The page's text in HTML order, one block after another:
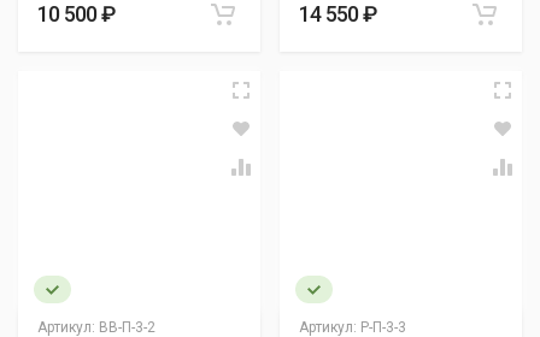
10 500 ₽ 14 550 ₽
Артикул: ВВ-П-3-2 Артикул: Р-П-3-3